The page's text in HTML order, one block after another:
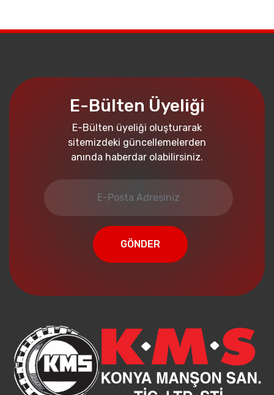
E-Bülten Üyeliği
E-Bülten üyeliği oluşturarak
sitemizdeki güncellemelerden
anında haberdar olabilirsiniz.
GÖNDER